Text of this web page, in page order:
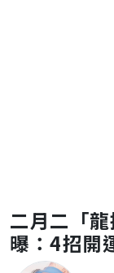
二月二「
曝：4招開